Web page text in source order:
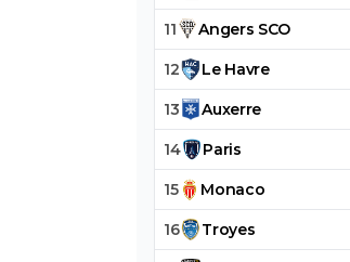
11 Angers SCO
12 Le Havre
13 Auxerre
14 Paris
15 Monaco
16 Troyes